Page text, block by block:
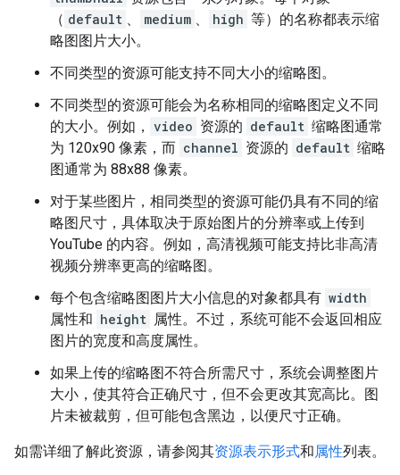
（ default 、 medium 、 high 等）的名称都表示缩
略图图片大小。
不同类型的资源可能支持不同大小的缩略图。
不同类型的资源可能会为名称相同的缩略图定义不同
的大小。例如， video 资源的 default 缩略图通常
为 120x90 像素，而 channel 资源的 default 缩略
图通常为 88x88 像素。
对于某些图片，相同类型的资源可能仍具有不同的缩
略图尺寸，具体取决于原始图片的分辨率或上传到
YouTube 的内容。例如，高清视频可能支持比非高清
视频分辨率更高的缩略图。
每个包含缩略图图片大小信息的对象都具有 width
属性和 height 属性。不过，系统可能不会返回相应
图片的宽度和高度属性。
如果上传的缩略图不符合所需尺寸，系统会调整图片
大小，使其符合正确尺寸，但不会更改其宽高比。图
片未被裁剪，但可能包含黑边，以便尺寸正确。
如需详细了解此资源，请参阅其资源表示形式和属性列表。